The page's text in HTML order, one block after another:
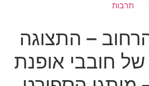
תרבות
– התצוגה
חובבי אופנת